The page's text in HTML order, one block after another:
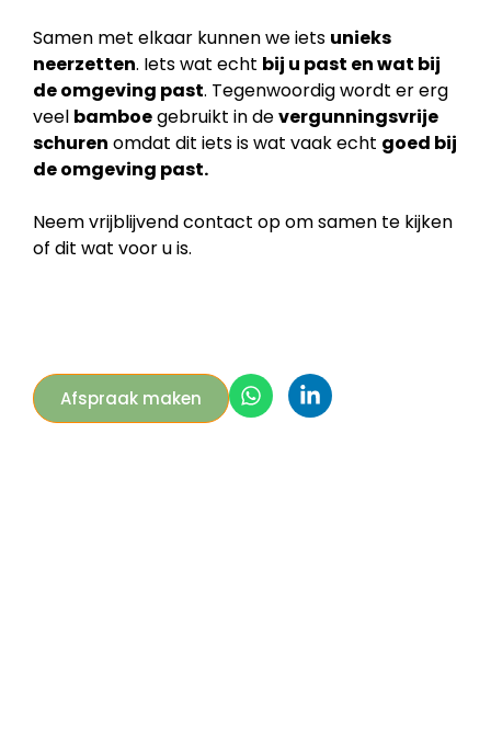
Samen met elkaar kunnen we iets unieks
neerzetten. Iets wat echt bij u past en wat bij
deomgeving past. Tegenwoordig wordt er erg
veel bamboegebruikt in devergunningsvrije
schuren omdat dit iets is wat vaak echt goed bij
de omgeving past.
Neem vrijblijvend contact op om samen te kijken
of dit wat voor u is.
Afspraak maken